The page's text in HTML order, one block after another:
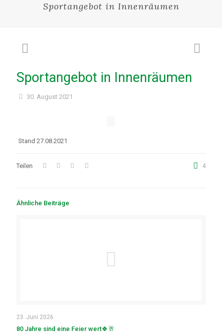
Sportangebot in Innenräumen
Sportangebot in Innenräumen
30. August 2021
Stand 27.08.2021
Teilen 4
Ähnliche Beiträge
23. Juni 2026
80 Jahre sind eine Feier wert🍀🥂